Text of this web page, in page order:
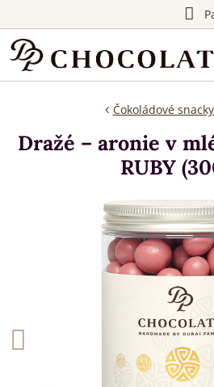
Čokoládové
Dražé – aronie v
RUBY